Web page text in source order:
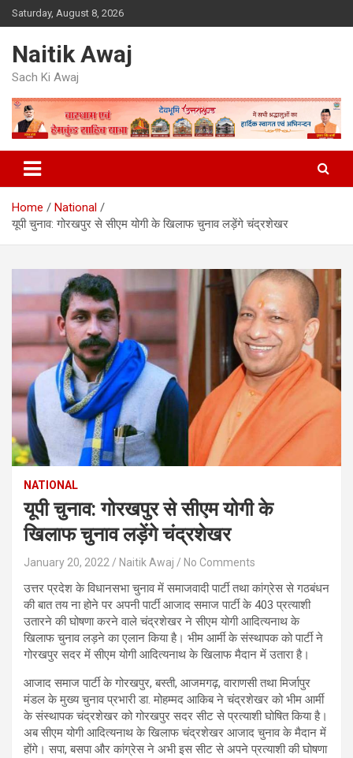
Skip
to
Saturday, August 8, 2026
Naitik Awaj
Sach Ki Awaj
Home
National
यूपी चुनाव: गोरखपुर से सीएम योगी के खिलाफ चुनाव लड़ेंगे चंद्रशेखर
NATIONAL
यूपी चुनाव: गोरखपुर से सीएम योगी के
खिलाफ चुनाव लड़ेंगे चंद्रशेखर
January 20, 2022 Naitik Awaj No Comments
उत्तर प्रदेश के विधानसभा चुनाव में समाजवादी पार्टी तथा कांग्रेस से गठबंधन
की बात तय ना होने पर अपनी पार्टी आजाद समाज पार्टी के 403 प्रत्याशी
उतारने की घोषणा करने वाले चंद्रशेखर ने सीएम योगी आदित्यनाथ के
खिलाफ चुनाव लड़ने का एलान किया है। भीम आर्मी के संस्थापक को पार्टी ने
गोरखपुर सदर में सीएम योगी आदित्यनाथ के खिलाफ मैदान में उतारा है।
आजाद समाज पार्टी के गोरखपुर, बस्ती, आजमगढ़, वाराणसी तथा मिर्जापुर
मंडल के मुख्य चुनाव प्रभारी डा. मोहम्मद आकिब ने चंद्रशेखर को भीम आर्मी
के संस्थापक चंद्रशेखर को गोरखपुर सदर सीट से प्रत्याशी घोषित किया है।
अब सीएम योगी आदित्यनाथ के खिलाफ चंद्रशेखर आजाद चुनाव के मैदान में
होंगे। सपा, बसपा और कांग्रेस ने अभी इस सीट से अपने प्रत्‍याशी की घोषणा